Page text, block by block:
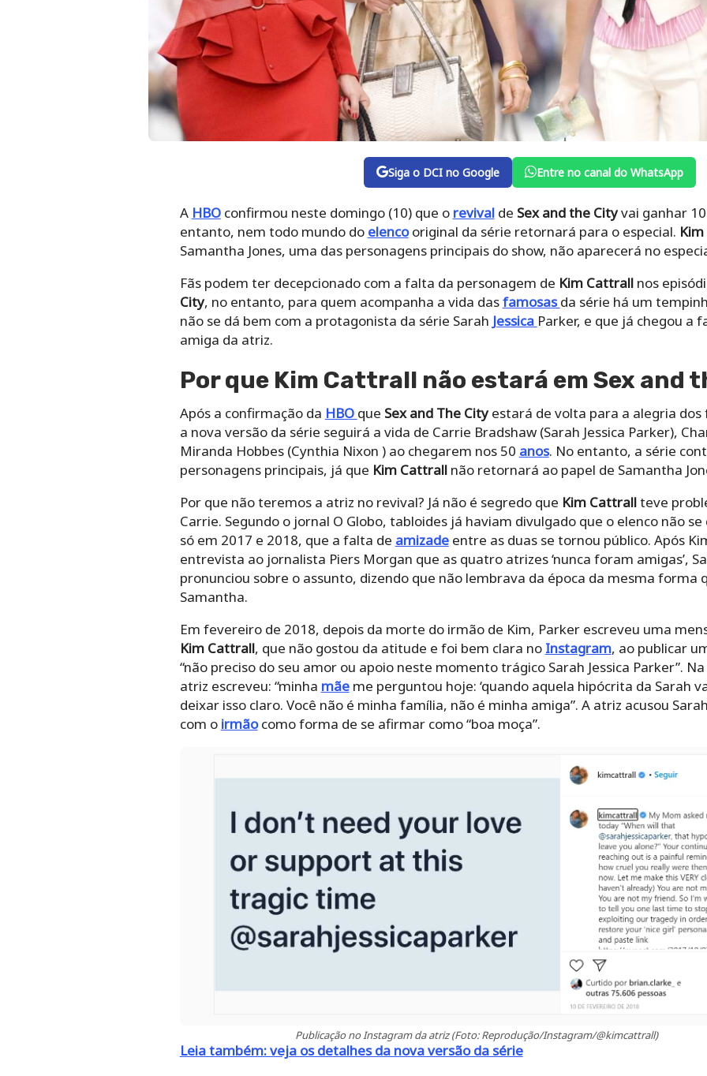
Siga o DCI no Google Entre no canal do WhatsApp
A HBOconfirmou neste domingo (10) que o revivalde Sex and the Cityvai ganhar
entanto, nem todo mundo do elencooriginal da série retornará para o especial.
Samantha Jones, uma das personagens principais do show, não aparecerá no
Fãs podem ter decepcionado com a falta da personagem de Kim Cattrallnos
City, no entanto, para quem acompanha a vida dasfamosasda série há um
não se dá bem com a protagonista da série Sarah Jessica Parker, e que já chegou a
amiga da atriz.
Por que Kim Cattrall não estará em Sex and
Após a confirmação da HBO que Sex and The Cityestará de volta para a alegria dos
a nova versão da série seguirá a vida de Carrie Bradshaw (Sarah Jessica Parker),
Miranda Hobbes (Cynthia Nixon ) ao chegarem nos 50 anos. No entanto, a série
personagens principais, já que Kim Cattrallnão retornará ao papel de Samantha
Por que não teremos a atriz no revival? Já não é segredo que Kim Cattrallteve
Carrie. Segundo o jornal O Globo, tabloides já haviam divulgado que o elenco não
só em 2017 e 2018, que a falta de amizadeentre as duas se tornou público. Após
entrevista ao jornalista Piers Morgan que as quatro atrizes ‘nunca foram amigas’,
pronunciou sobre o assunto, dizendo que não lembrava da época da mesma forma
Samantha.
Em fevereiro de 2018, depois da morte do irmão de Kim, Parker escreveu uma
Kim Cattrall, que não gostou da atitude e foi bem clara no Instagram, ao publicar
“não preciso do seu amor ou apoio neste momento trágico Sarah Jessica Parker”.
atriz escreveu: “minha mãeme perguntou hoje: ‘quando aquela hipócrita da Sarah
deixar isso claro. Você não é minha família, não é minha amiga”. A atriz acusou
com o irmãocomo forma de se afirmar como “boa moça”.
Publicação no Instagram da atriz (Foto: Reprodução/Instagram/@kimcattrall)
Leia também: veja os detalhes da nova versão da série